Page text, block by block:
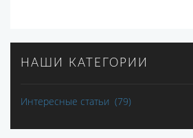
НАШИ КАТЕГОРИИ
Интересные статьи (79)